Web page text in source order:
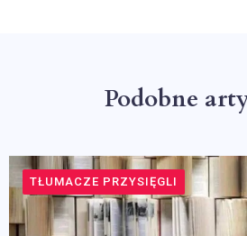
Podobne
TŁUMACZE PRZYSIĘGLI